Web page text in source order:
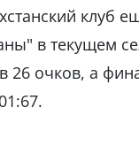
клуб
в текущем
26 очков, а